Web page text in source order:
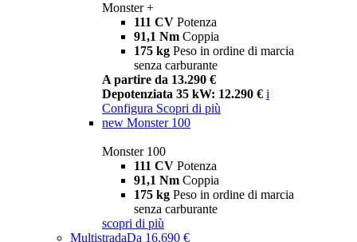
Monster +
111 CV Potenza
91,1 Nm Coppia
175 kg Peso in ordine di marcia
senza carburante
A partire da 13.290 €
Depotenziata 35 kW: 12.290 € i
Configura Scopri di più
new Monster 100
Monster 100
111 CV Potenza
91,1 Nm Coppia
175 kg Peso in ordine di marcia
senza carburante
scopri di più
MultistradaDa 16.690 €